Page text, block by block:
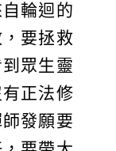
輪迴的
要拯救
眾生靈
正法修
發願要